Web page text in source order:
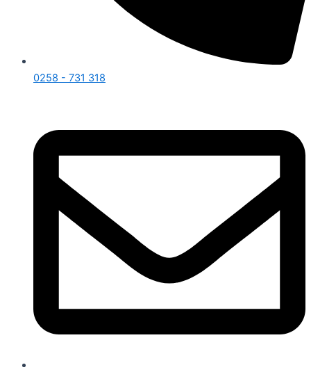
0258 - 731 318